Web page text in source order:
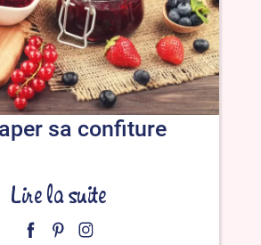
sa confiture
Lire la suite